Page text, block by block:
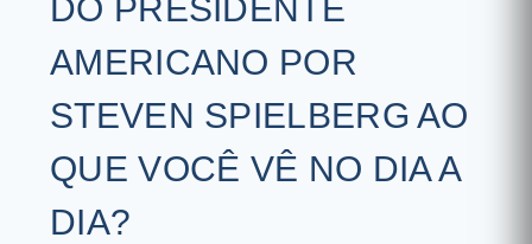
DO PRESIDENTE
AMERICANO POR
STEVEN SPIELBERG AO
QUE VOCÊ VÊ NO DIA A
DIA?